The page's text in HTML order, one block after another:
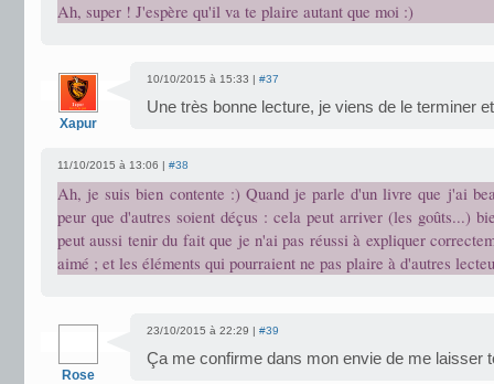
Ah, super ! J'espère qu'il va te plaire autant que moi :)
Xapur
10/10/2015 à 15:33 | #37
Une très bonne lecture, je viens de le terminer et
11/10/2015 à 13:06 | #38
Ah, je suis bien contente :) Quand je parle d'un livre que j'ai
peur que d'autres soient déçus : cela peut arriver (les goûts...)
peut aussi tenir du fait que je n'ai pas réussi à expliquer
aimé ; et les éléments qui pourraient ne pas plaire à d'autres
Rose
23/10/2015 à 22:29 | #39
Ça me confirme dans mon envie de me laisser